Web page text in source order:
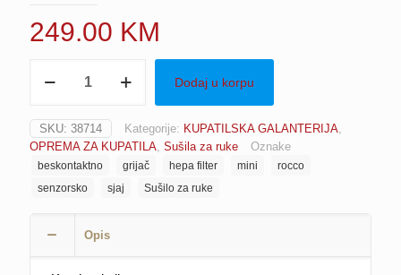
249.00 KM
senzorsko/bezkontaktno
Mini
1650
W
inox
filterom
Dodaj u korpu
SKU: 38714 Kategorije: KUPATILSKA GALANTERIJA
OPREMA ZA KUPATILA Sušila za ruke Oznake
beskontaktno grijač hepa filter mini
rocco
senzorsko
sjaj Sušilo za ruke
Opis